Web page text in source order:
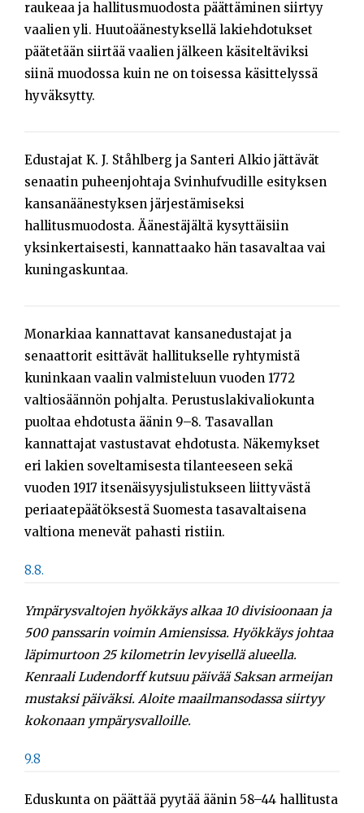
raukeaa ja hallitusmuodosta päättäminen siirtyy
vaalien yli. Huutoäänestyksellä lakiehdotukset
päätetään siirtää vaalien jälkeen käsiteltäviksi
siinä muodossa kuin ne on toisessa käsittelyssä
hyväksytty.
Edustajat K. J. Ståhlberg ja Santeri Alkio jättävät
senaatin puheenjohtaja Svinhufvudille esityksen
kansanäänestyksen järjestämiseksi
hallitusmuodosta. Äänestäjältä kysyttäisiin
yksinkertaisesti, kannattaako hän tasavaltaa vai
kuningaskuntaa.
Monarkiaa kannattavat kansanedustajat ja
senaattorit esittävät hallitukselle ryhtymistä
kuninkaan vaalin valmisteluun vuoden 1772
valtiosäännön pohjalta. Perustuslakivaliokunta
puoltaa ehdotusta äänin 9–8. Tasavallan
kannattajat vastustavat ehdotusta. Näkemykset
eri lakien soveltamisesta tilanteeseen sekä
vuoden 1917 itsenäisyysjulistukseen liittyvästä
periaatepäätöksestä Suomesta tasavaltaisena
valtiona menevät pahasti ristiin.
8.8.
Ympärysvaltojen hyökkäys alkaa 10 divisioonaan ja
500 panssarin voimin Amiensissa. Hyökkäys johtaa
läpimurtoon 25 kilometrin levyisellä alueella.
Kenraali Ludendorff kutsuu päivää Saksan armeijan
mustaksi päiväksi. Aloite maailmansodassa siirtyy
kokonaan ympärysvalloille.
9.8
Eduskunta on päättää pyytää äänin 58–44 hallitusta